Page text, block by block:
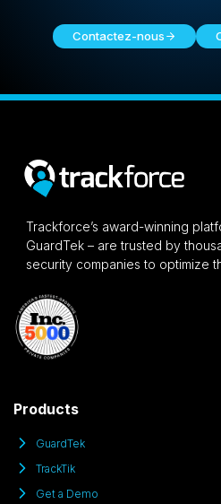
Contactez-nous
Trackforce’s award-winning
GuardTek – are trusted by
security companies to optimize
Products
GuardTek
TrackTik
Get a Demo